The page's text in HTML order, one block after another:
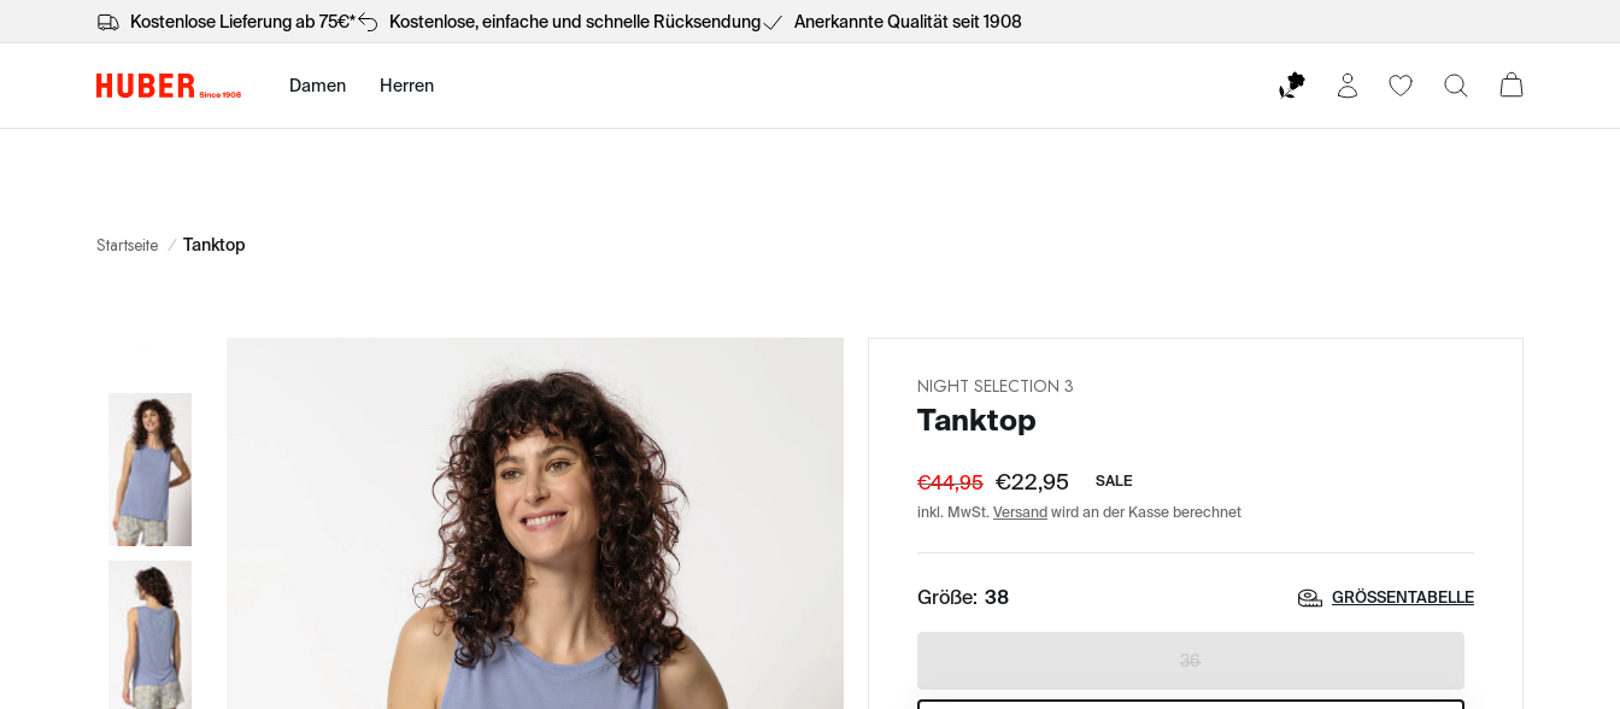
Kostenlose Lieferung ab 75€* Kostenlose, einfache und schnelle Rücksendung Anerkannte Qualität seit 1908
Damen Herren
Startseite / Tanktop
NIGHT SELECTION 3
Tanktop
€44,95 €22,95
SALE
inkl. MwSt. Versand wird an der Kasse berechnet
Größe: 38 GRÖSSENTABELLE
36